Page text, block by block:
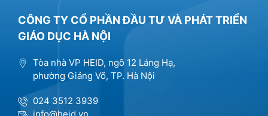
CÔNG TY CỔ PHẦN ĐẦU TƯ VÀ PHÁT TRIỂN
GIÁO DỤC HÀ NỘI
Tòa nhà VP HEID, ngõ 12 Láng Hạ,
phường Giảng Võ, TP. Hà Nội
024 3512 3939